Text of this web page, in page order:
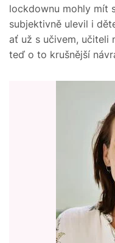
lockdownu mohly mít
subjektivně ulevil i
ať už s učivem, učiteli
teď o to krušnější